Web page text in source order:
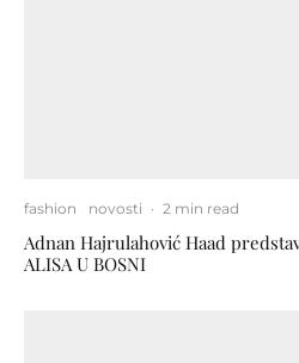
fashion novosti · 2 min read
Adnan Hajrulahović Haad
ALISA U BOSNI